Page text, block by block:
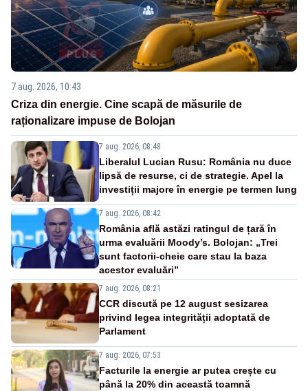
7 aug. 2026, 10:43
Criza din energie. Cine scapă de măsurile de
raționalizare impuse de Bolojan
7 aug. 2026, 08:48
Liberalul Lucian Rusu: România nu duce
lipsă de resurse, ci de strategie. Apel la
investiții majore în energie pe termen lung
7 aug. 2026, 08:42
România află astăzi ratingul de țară în
urma evaluării Moody’s. Bolojan: „Trei
sunt factorii-cheie care stau la baza
acestor evaluări”
7 aug. 2026, 08:21
CCR discută pe 12 august sesizarea
privind legea integrității adoptată de
Parlament
7 aug. 2026, 07:53
Facturile la energie ar putea crește cu
până la 20% din această toamnă